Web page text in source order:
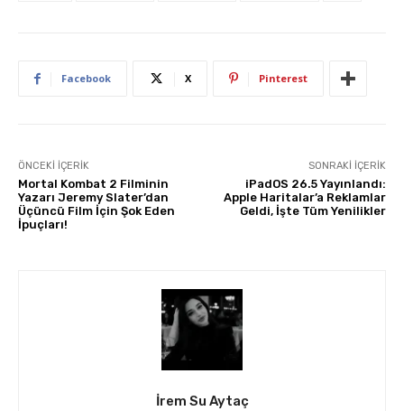
Facebook X Pinterest
ÖNCEKI İÇERIK
Mortal Kombat 2 Filminin
Yazarı Jeremy Slater’dan
Üçüncü Film İçin Şok Eden
İpuçları!
SONRAKI İÇERIK
iPadOS 26.5 Yayınlandı:
Apple Haritalar’a Reklamlar
Geldi, İşte Tüm Yenilikler
İrem Su Aytaç